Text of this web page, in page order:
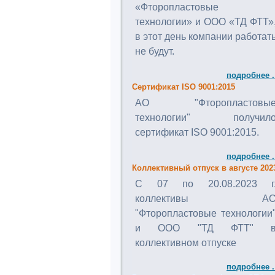
«Фторопластовые
технологии» и ООО «ТД ФТТ»,
в этот день компании
не будут.
подробнее
Сертификат ISO 9001:2015
АО "Фторопластовые
технологии"
сертификат ISO 9001:2015.
подробнее
Коллективный отпуск в августе
C 07 по 20.08.2023 г.
коллективы
"Фторопластовые технологии"
и ООО "ТД ФТТ" в
коллективном отпуске
подробнее